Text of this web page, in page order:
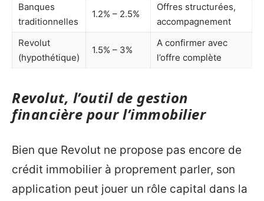
Banques
traditionnelles
1.2% – 2.5%
Offres structurées,
accompagnement
Revolut
(hypothétique)
1.5% – 3%
A confirmer avec
l’offre complète
Revolut, l’outil de gestion
financière pour l’immobilier
Bien que Revolut ne propose pas encore de
crédit immobilier à proprement parler, son
application peut jouer un rôle capital dans la